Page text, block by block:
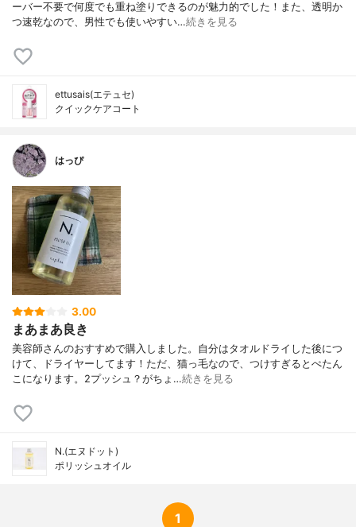
ーバー不要で何度でも重ね塗りできるのが魅力的でした！また、透明か
つ速乾なので、男性でも使いやすい…続きを見る
ettusais(エテュセ)
クイックケアコート
はっぴ
3.00
まあまあ良き
美容師さんのおすすめで購入しました。自分はタオルドライした後につ
けて、ドライヤーしてます！ただ、猫っ毛なので、つけすぎるとぺたん
こになります。2プッシュ？がちょ…続きを見る
N.(エヌドット)
ポリッシュオイル
1